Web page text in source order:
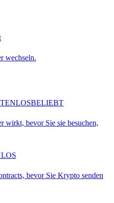
wechseln.
BELIEBT
wirkt, bevor Sie sie besuchen,
bevor Sie Krypto senden